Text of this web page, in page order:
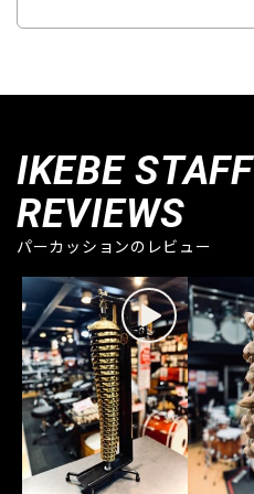
IKEBE STAFF
REVIEWS
パーカッションのレビュー